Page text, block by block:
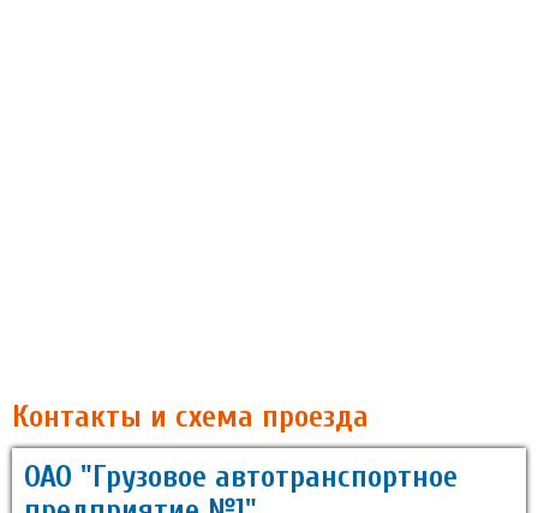
Контакты и схема проезда
ОАО "Грузовое автотранспортное